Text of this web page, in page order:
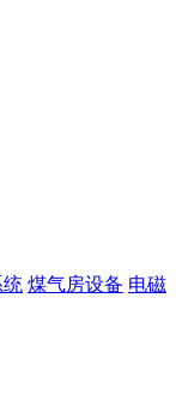
统 煤气房设备 电磁